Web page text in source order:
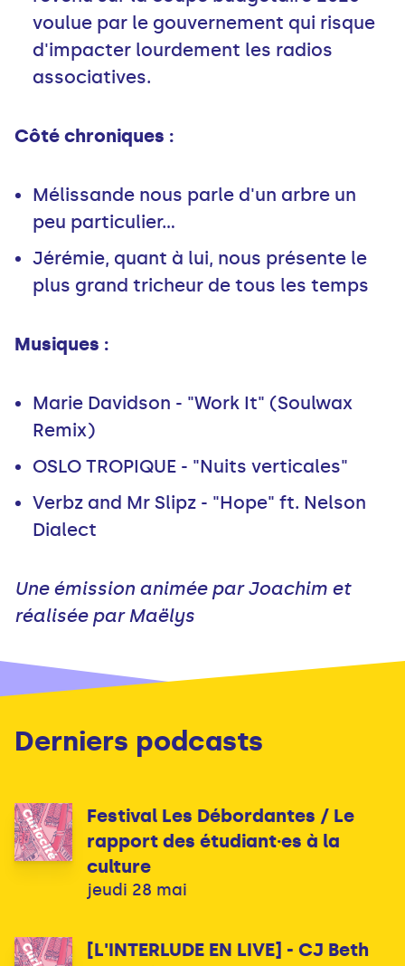
voulue par le gouvernement qui risque
d'impacter lourdement les radios
associatives.
Côté chroniques :
Mélissande nous parle d'un arbre un
peu particulier...
Jérémie, quant à lui, nous présente le
plus grand tricheur de tous les temps
Musiques :
Marie Davidson - "Work It" (Soulwax
Remix)
OSLO TROPIQUE - "Nuits verticales"
Verbz and Mr Slipz - "Hope" ft. Nelson
Dialect
Une émission animée par Joachim et
réalisée par Maëlys
Derniers podcasts
Festival Les Débordantes / Le
rapport des étudiant·es à la
culture
jeudi 28 mai
[L'INTERLUDE EN LIVE] - CJ Beth